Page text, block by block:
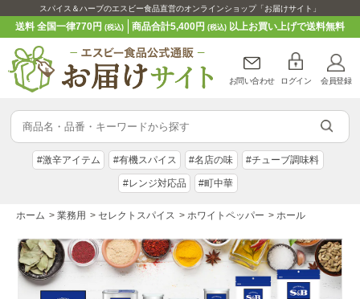
スパイス＆ハーブのエスビー食品直営のオンラインショップ「お届けサイト」
送料 全国一律770円(税込) 商品合計5,400円 (税込)以上お買い上げで送料無料
お問い合わせ ログイン 会員登録
#激辛アイテム #有機スパイス #名店の味 #チューブ調味料
#レンジ対応品 #町中華
ホーム > 業務用 > セレクトスパイス > ホワイトペッパー > ホール